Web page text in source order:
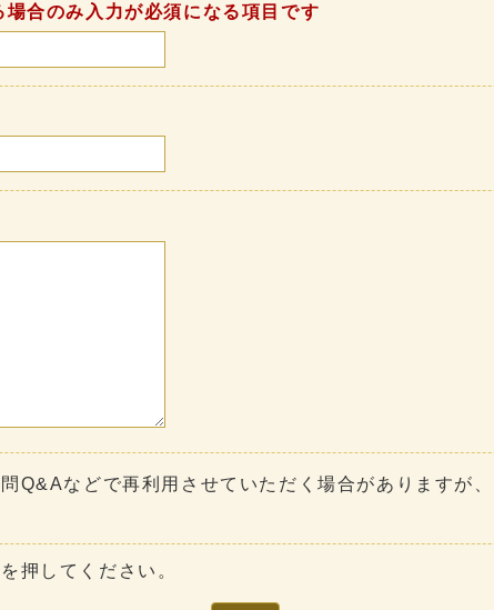
合のみ入力が必須になる項目です
Q&Aなどで再利用させていただく場合がありますが
押してください。